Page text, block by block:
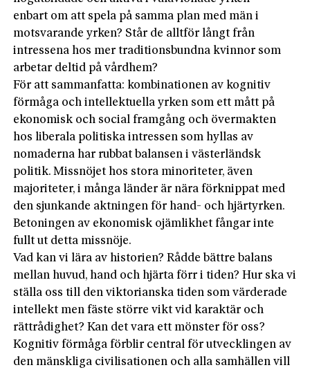
enbart om att spela på samma plan med män i
motsvarande yrken? Står de alltför långt från
intressena hos mer traditionsbundna kvinnor som
arbetar deltid på vårdhem?
För att sammanfatta: kombinationen av kognitiv
förmåga och intellektuella yrken som ett mått på
ekonomisk och social framgång och övermakten
hos liberala politiska intressen som hyllas av
nomaderna har rubbat balansen i västerländsk
politik. Missnöjet hos stora minoriteter, även
majoriteter, i många länder är nära förknippat med
den sjunkande aktningen för hand- och hjärtyrken.
Betoningen av ekonomisk ojämlikhet fångar inte
fullt ut detta missnöje.
Vad kan vi lära av historien? Rådde bättre balans
mellan huvud, hand och hjärta förr i tiden? Hur ska vi
ställa oss till den viktorianska tiden som värderade
intellekt men fäste större vikt vid karaktär och
rättrådighet? Kan det vara ett mönster för oss?
Kognitiv förmåga förblir central för utvecklingen av
den mänskliga civilisationen och alla samhällen vill